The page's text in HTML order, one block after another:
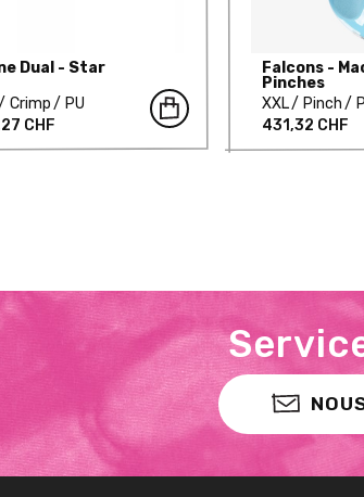
Dual - Star
Crimp
PU
CHF
Falcons -
Pinches
XXL
Pinch
431,32 CHF